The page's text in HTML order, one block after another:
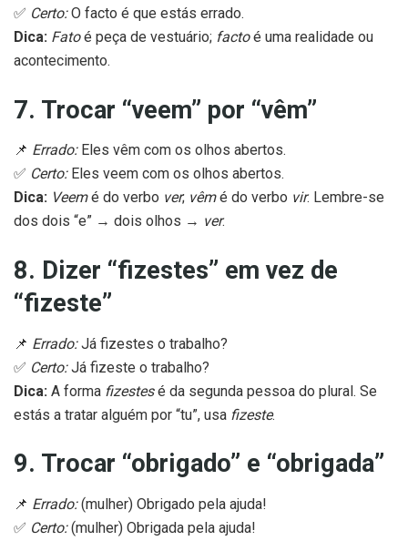
✅ Certo:O facto é que estás errado.
Dica: Fatoé peça de vestuário; factoé uma realidade ou
acontecimento.
7. Trocar “veem” por “vêm”
📌 Errado:Eles vêm com os olhos abertos.
✅ Certo:Eles veem com os olhos abertos.
Dica: Veemé do verbo ver; vêmé do verbo vir. Lembre-se
dos dois “e” → dois olhos → ver.
8. Dizer “fizestes” em vez de
“fizeste”
📌 Errado:Já fizestes o trabalho?
✅ Certo:Já fizeste o trabalho?
Dica: A forma fizestesé da segunda pessoa do plural. Se
estás a tratar alguém por “tu”, usa fizeste.
9. Trocar “obrigado” e “obrigada”
📌 Errado:(mulher) Obrigado pela ajuda!
✅ Certo:(mulher) Obrigada pela ajuda!